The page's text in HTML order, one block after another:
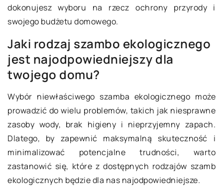
dokonujesz wyboru na rzecz ochrony przyrody i
swojego budżetu domowego.
Jaki rodzaj szambo ekologicznego
jest najodpowiedniejszy dla
twojego domu?
Wybór niewłaściwego szamba ekologicznego może
prowadzić do wielu problemów, takich jak niesprawne
zasoby wody, brak higieny i nieprzyjemny zapach.
Dlatego, by zapewnić maksymalną skuteczność i
minimalizować potencjalne trudności, warto
zastanowić się, które z dostępnych rodzajów szamb
ekologicznych będzie dla nas najodpowiedniejsze.